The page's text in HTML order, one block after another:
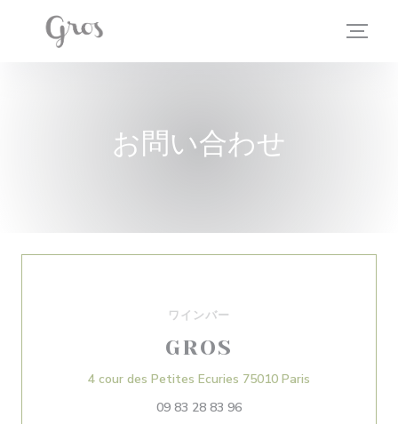
クッキー利用の管理について
お問い合わせ
ワインバー
GROS
4 cour des Petites Ecuries 75010 Paris
09 83 28 83 96